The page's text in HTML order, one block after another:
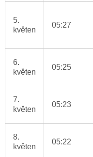
5.
květen
05:27
6.
květen
05:25
7.
květen
05:23
8.
květen
05:22